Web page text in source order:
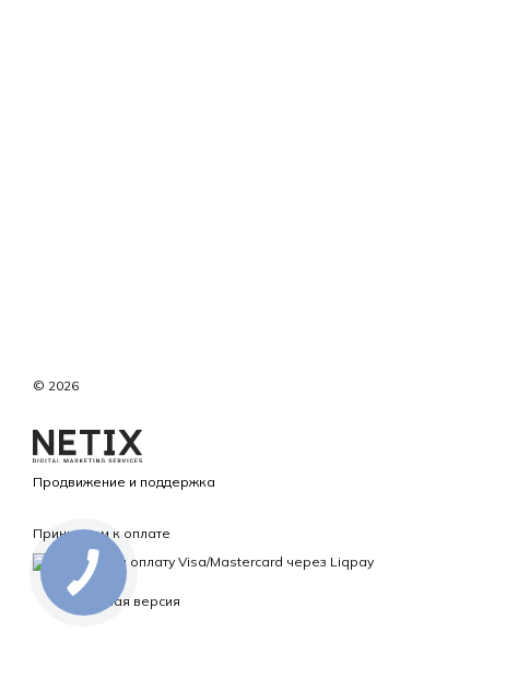
© 2026
Продвижение и поддержка
Принимаем к оплате
Мобильная версия